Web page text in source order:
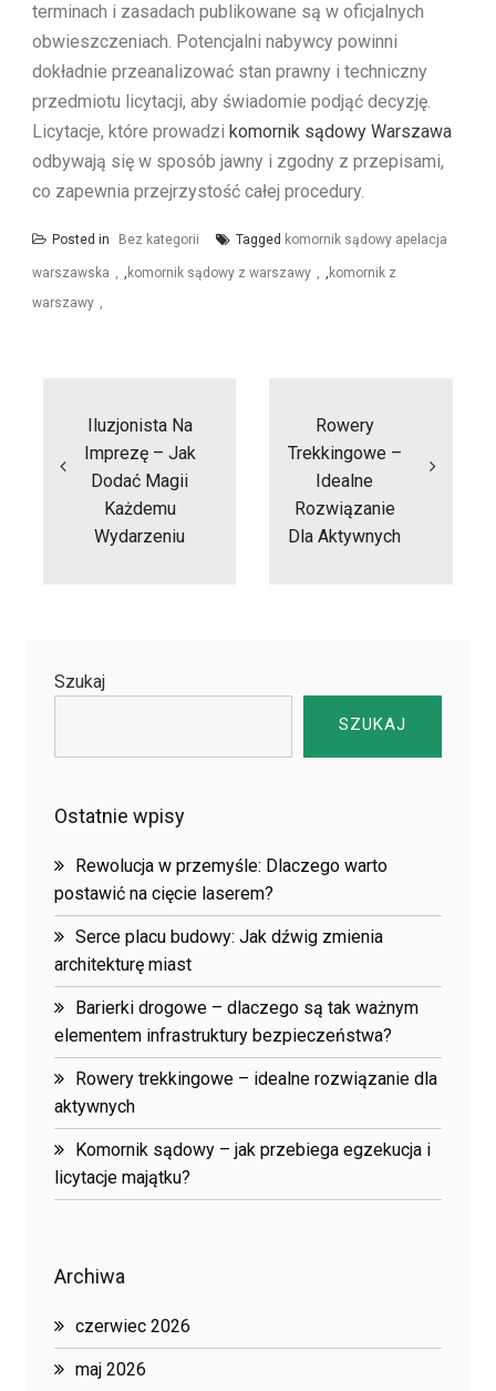
terminach i zasadach publikowane są w oficjalnych
obwieszczeniach. Potencjalni nabywcy powinni
dokładnie przeanalizować stan prawny i techniczny
przedmiotu licytacji, aby świadomie podjąć decyzję.
Licytacje, które prowadzi komornik sądowy Warszawa
odbywają się w sposób jawny i zgodny z przepisami,
co zapewnia przejrzystość całej procedury.
Posted in Bez kategorii Tagged komornik sądowy apelacja
warszawska , komornik sądowy z warszawy , komornik z
warszawy
Iluzjonista Na
Imprezę – Jak
Dodać Magii
Każdemu
Wydarzeniu
Rowery
Trekkingowe –
Idealne
Rozwiązanie
Dla Aktywnych
Szukaj
SZUKAJ
Ostatnie wpisy
Rewolucja w przemyśle: Dlaczego warto
postawić na cięcie laserem?
Serce placu budowy: Jak dźwig zmienia
architekturę miast
Barierki drogowe – dlaczego są tak ważnym
elementem infrastruktury bezpieczeństwa?
Rowery trekkingowe – idealne rozwiązanie dla
aktywnych
Komornik sądowy – jak przebiega egzekucja i
licytacje majątku?
Archiwa
czerwiec 2026
maj 2026